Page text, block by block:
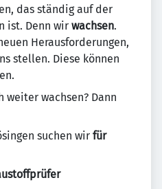
das ständig auf der
ist. Denn wir wachsen.
Herausforderungen,
stellen. Diese können
weiter wachsen? Dann
suchen wir für